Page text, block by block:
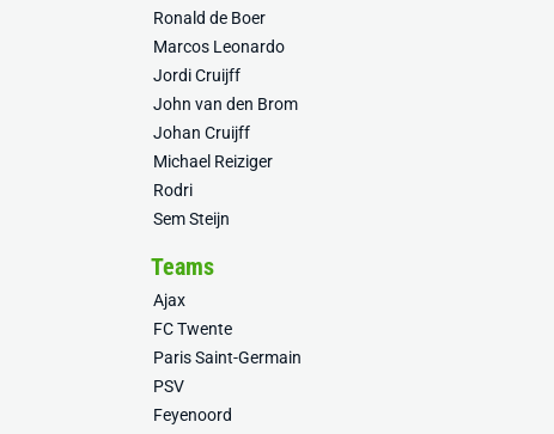
Ronald de Boer
Marcos Leonardo
Jordi Cruijff
John van den Brom
Johan Cruijff
Michael Reiziger
Rodri
Sem Steijn
Teams
Ajax
FC Twente
Paris Saint-Germain
PSV
Feyenoord